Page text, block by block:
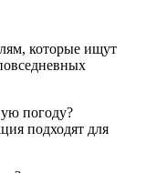
которые ищут
погоду?
подходят для